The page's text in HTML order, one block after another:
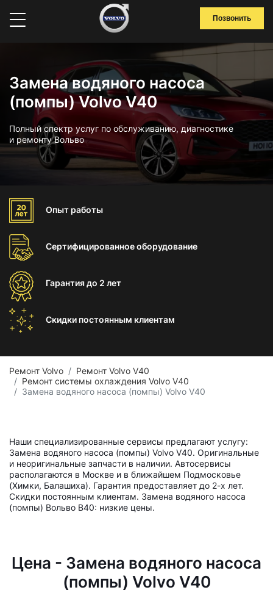
Позвонить
Замена водяного насоса
(помпы) Volvo V40
Полный спектр услуг по обслуживанию, диагностике
и ремонту Вольво
Опыт работы
Сертифицированноеоборудование
Гарантиядо 2 лет
Скидки постоянным клиентам
Ремонт Volvo
Ремонт Volvo V40
Ремонт системы охлаждения Volvo V40
Замена водяного насоса (помпы) Volvo V40
Наши специализированные сервисы предлагают услугу:
Замена водяного насоса (помпы) Volvo V40. Оригинальные
и неоригинальные запчасти в наличии. Автосервисы
располагаются в Москве и в ближайшем Подмосковье
(Химки, Балашиха). Гарантия предоставляет до 2-х лет.
Скидки постоянным клиентам. Замена водяного насоса
(помпы) Вольво В40: низкие цены.
Цена - Замена водяного насоса
(помпы) Volvo V40